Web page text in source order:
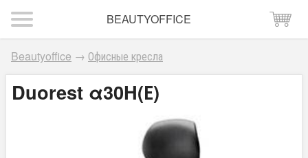
BEAUTYOFFICE
Beautyoffice → Офисные кресла
Duorest α30H(Е)